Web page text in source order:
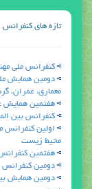
تازه هاي كنفرانس
كنفرانس ملي
دومين همايش
معماري، عمران،
هفتمين همايش
كنفرانس بين
اولين كنفرانس
محيط زيست
هفتمين
دومين كنفرانس